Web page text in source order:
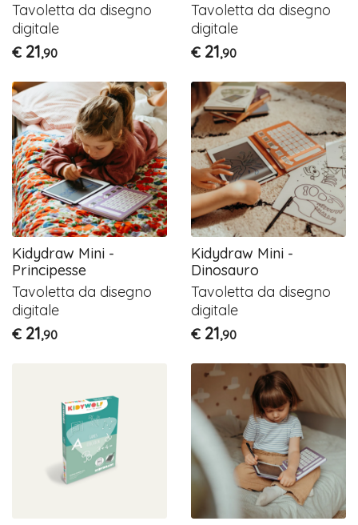
Tavoletta da disegno
digitale
€ 21,90
Tavoletta da disegno
digitale
€ 21,90
Kidydraw Mini -
Principesse
Tavoletta da disegno
digitale
€ 21,90
Kidydraw Mini -
Dinosauro
Tavoletta da disegno
digitale
€ 21,90